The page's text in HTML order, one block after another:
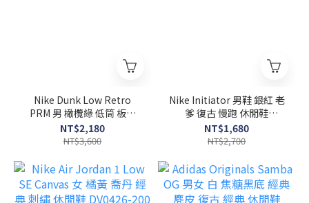
Nike Dunk Low Retro
PRM 男 橄欖綠 低筒 板鞋
休閒 運動 休閒鞋 FQ8250-
200
NT$2,180
NT$3,600
Nike Initiator 男鞋 銀紅 老
爹 復古 慢跑 休閒鞋
394055-001
NT$1,680
NT$2,700